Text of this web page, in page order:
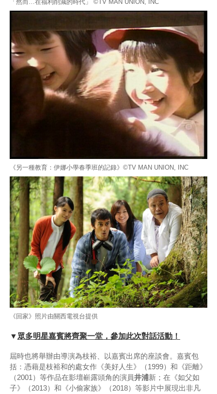
「然而…在福利削減的時代」 ©TV MAN UNION, INC
《另一種教育：伊娜小學春季班的記錄》©TV MAN UNION, INC
《回家》照片由關西電視台提供
▼ 眾多明星嘉賓將齊聚一堂，參加此次對話活動！
屆時也將舉辦由導演為枝裕、以嘉賓出席的座談會。嘉賓包
括：憑藉是枝裕和的處女作《美好人生》（1999）和《距離》
（2001）等作品在影壇嶄露頭角的演員井浦新；在《如父如
子》（2013）和《小偷家族》（2018）等影片中展現出非凡